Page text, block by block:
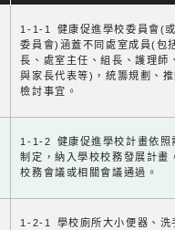
1-1-1 健康促進學校委員會(
委員會)涵蓋不同處室成員(包
長、處室主任、組長、護理師
與家長代表等)，統籌規劃、
檢討事宜。
1-1-2 健康促進學校計畫依照
制定，納入學校校務發展計畫
校務會議或相關會議通過。
1-2-1 學校廁所大小便器、洗